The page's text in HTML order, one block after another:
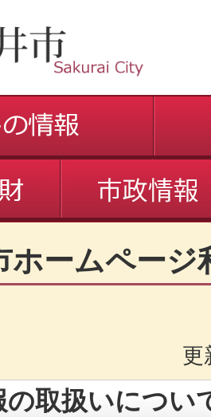
ホームページ
更
の取扱いについ